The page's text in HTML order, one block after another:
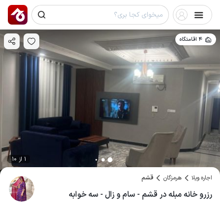
4 اقامتگاه
1 از 10
اجاره ویلا هرمزگان قشم
رزرو خانه مبله در قشم - سام و زال - سه خوابه